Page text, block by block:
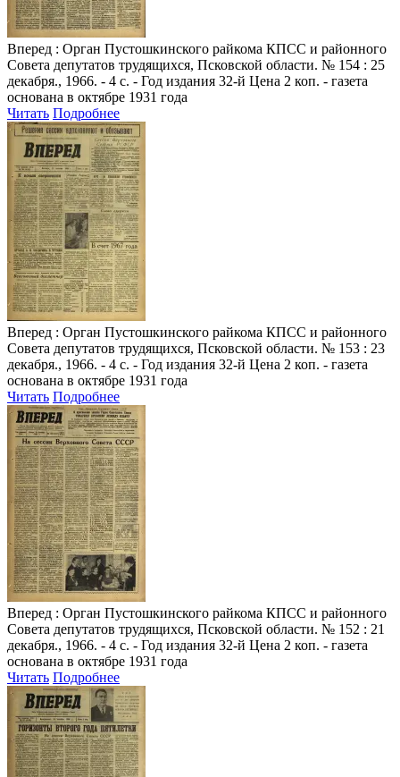
Вперед : Орган Пустошкинского райкома КПСС и районного
Совета депутатов трудящихся, Псковской области. № 154 : 25
декабря., 1966. - 4 с. - Год издания 32-й Цена 2 коп. - газета
основана в октябре 1931 года
Читать Подробнее
Вперед : Орган Пустошкинского райкома КПСС и районного
Совета депутатов трудящихся, Псковской области. № 153 : 23
декабря., 1966. - 4 с. - Год издания 32-й Цена 2 коп. - газета
основана в октябре 1931 года
Читать Подробнее
Вперед : Орган Пустошкинского райкома КПСС и районного
Совета депутатов трудящихся, Псковской области. № 152 : 21
декабря., 1966. - 4 с. - Год издания 32-й Цена 2 коп. - газета
основана в октябре 1931 года
Читать Подробнее